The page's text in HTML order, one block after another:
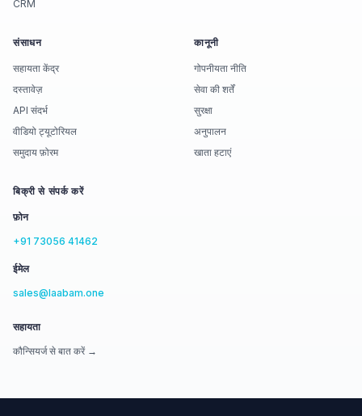
CRM
संसाधन
सहायता केंद्र
दस्तावेज़
API संदर्भ
वीडियो ट्यूटोरियल
समुदाय फ़ोरम
कानूनी
गोपनीयता नीति
सेवा की शर्तें
सुरक्षा
अनुपालन
खाता हटाएं
बिक्री से संपर्क करें
फ़ोन
+91 73056 41462
ईमेल
sales@laabam.one
सहायता
कौन्सियर्ज से बात करें →